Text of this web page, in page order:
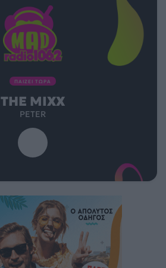
ΠΑΙΖΕΙ ΤΩΡΑ
THE MIXX
PETER